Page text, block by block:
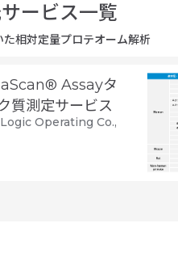
ービス一覧
相対定量プロテオーム解析
Assayタ
質測定サービス
Operating Co.,